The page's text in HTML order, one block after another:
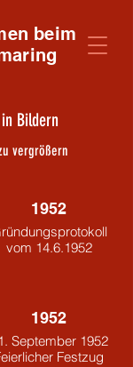
beim
Bildern
vergrößern
1952
vom 14.6.1952
1952
September 1952
Festzug